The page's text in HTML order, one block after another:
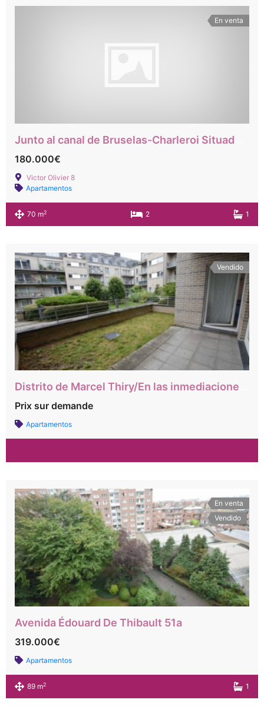
En venta
180.000€
Victor Olivier 8
Apartamentos
70 m2 2 1
Vendido
Prix sur demande
Apartamentos
En venta
Vendido
Avenida Édouard De Thibault 51a
319.000€
Apartamentos
89 m2 1